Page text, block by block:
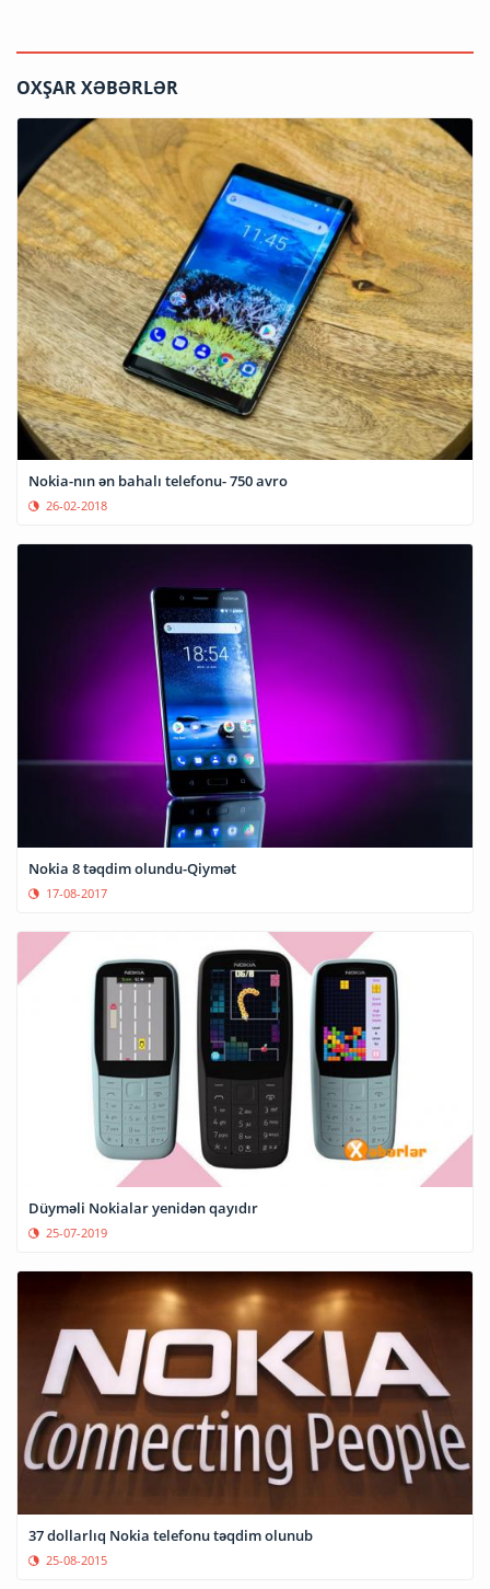
OXŞAR XƏBƏRLƏR
Nokia-nın ən bahalı telefonu- 750 avro
26-02-2018
Nokia 8 təqdim olundu-Qiymət
17-08-2017
Düyməli Nokialar yenidən qayıdır
25-07-2019
37 dollarlıq Nokia telefonu təqdim olunub
25-08-2015